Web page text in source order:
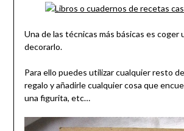
Una de las técnicas más básicas es coger
decorarlo.
Para ello puedes utilizar cualquier resto
regalo y añadirle cualquier cosa que
una figurita, etc…